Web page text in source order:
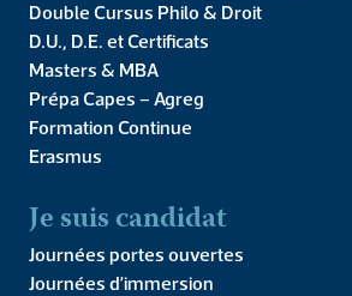
Double Cursus Philo & Droit
D.U., D.E. et Certificats
Masters & MBA
Prépa Capes – Agreg
Formation Continue
Erasmus
Je suis candidat
Journées portes ouvertes
Journées d’immersion
Entrez dans une